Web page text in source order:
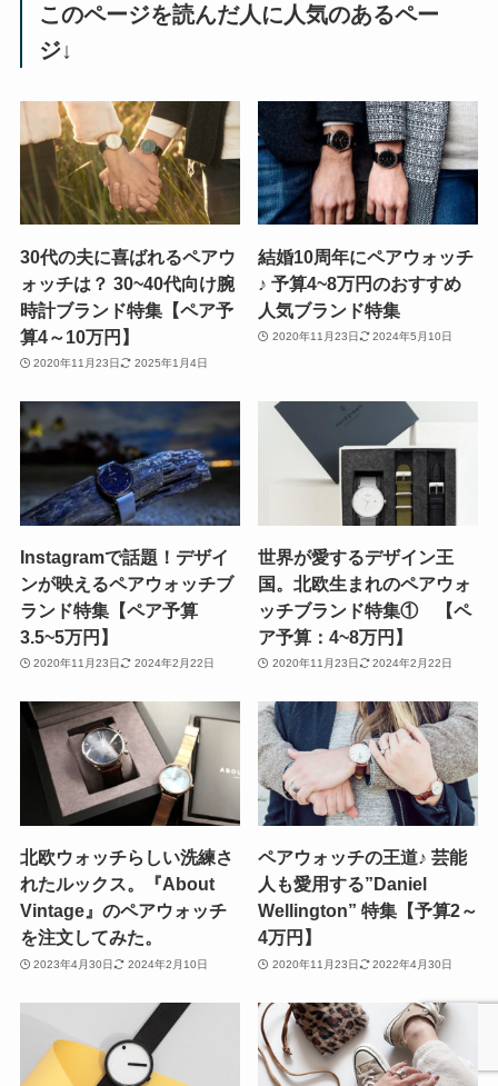
このページを読んだ人に人気のあるペー
ジ↓
30代の夫に喜ばれるペアウ
ォッチは？ 30~40代向け腕
時計ブランド特集【ペア予
算4～10万円】
2020年11月23日 2025年1月4日
結婚10周年にペアウォッチ
♪ 予算4~8万円のおすすめ
人気ブランド特集
2020年11月23日 2024年5月10日
Instagramで話題！デザイ
ンが映えるペアウォッチブ
ランド特集【ペア予算
3.5~5万円】
2020年11月23日 2024年2月22日
世界が愛するデザイン王
国。北欧生まれのペアウォ
ッチブランド特集① 【ペ
ア予算：4~8万円】
2020年11月23日 2024年2月22日
北欧ウォッチらしい洗練さ
れたルックス。『About
Vintage』のペアウォッチ
を注文してみた。
2023年4月30日 2024年2月10日
ペアウォッチの王道♪ 芸能
人も愛用する”Daniel
Wellington” 特集【予算2～
4万円】
2020年11月23日 2022年4月30日